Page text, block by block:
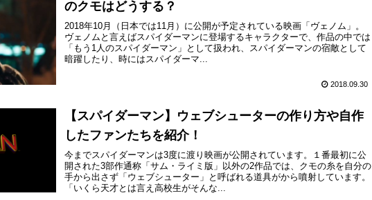
のクモはどうする？
2018年10月（日本では11月）に公開が予定されている映画「ヴェノム」。
ヴェノムと言えばスパイダーマンに登場するキャラクターで、作品の中では
「もう1人のスパイダーマン」として扱われ、スパイダーマンの宿敵として
暗躍したり、時にはスパイダーマ...
2018.09.30
【スパイダーマン】ウェブシューターの作り方や自作
したファンたちを紹介！
今までスパイダーマンは3度に渡り映画が公開されています。１番最初に公
開された3部作通称「サム・ライミ版」以外の2作品では、クモの糸を自分の
手から出さず「ウェブシューター」と呼ばれる道具がから噴射しています。
「いくら天才とは言え高校生がそんな...